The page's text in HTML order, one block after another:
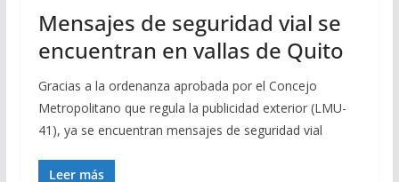
Mensajes de seguridad vial se
encuentran en vallas de Quito
Gracias a la ordenanza aprobada por el Concejo
Metropolitano que regula la publicidad exterior (LMU-
41), ya se encuentran mensajes de seguridad vial
Leer más